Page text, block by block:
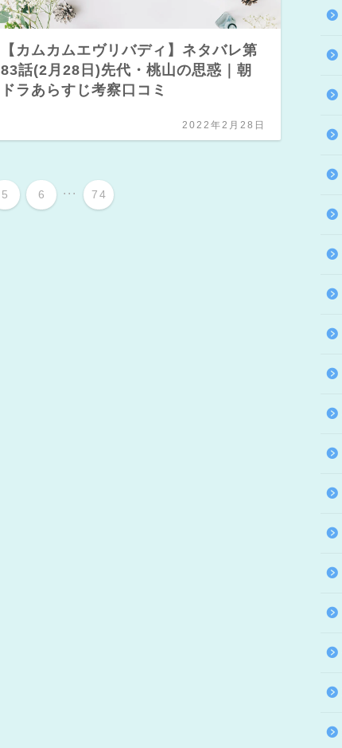
【カムカムエヴリバディ】ネタバレ第
83話(2月28日)先代・桃山の思惑｜朝
ドラあらすじ考察口コミ
2022年2月28日
5 6 ... 74